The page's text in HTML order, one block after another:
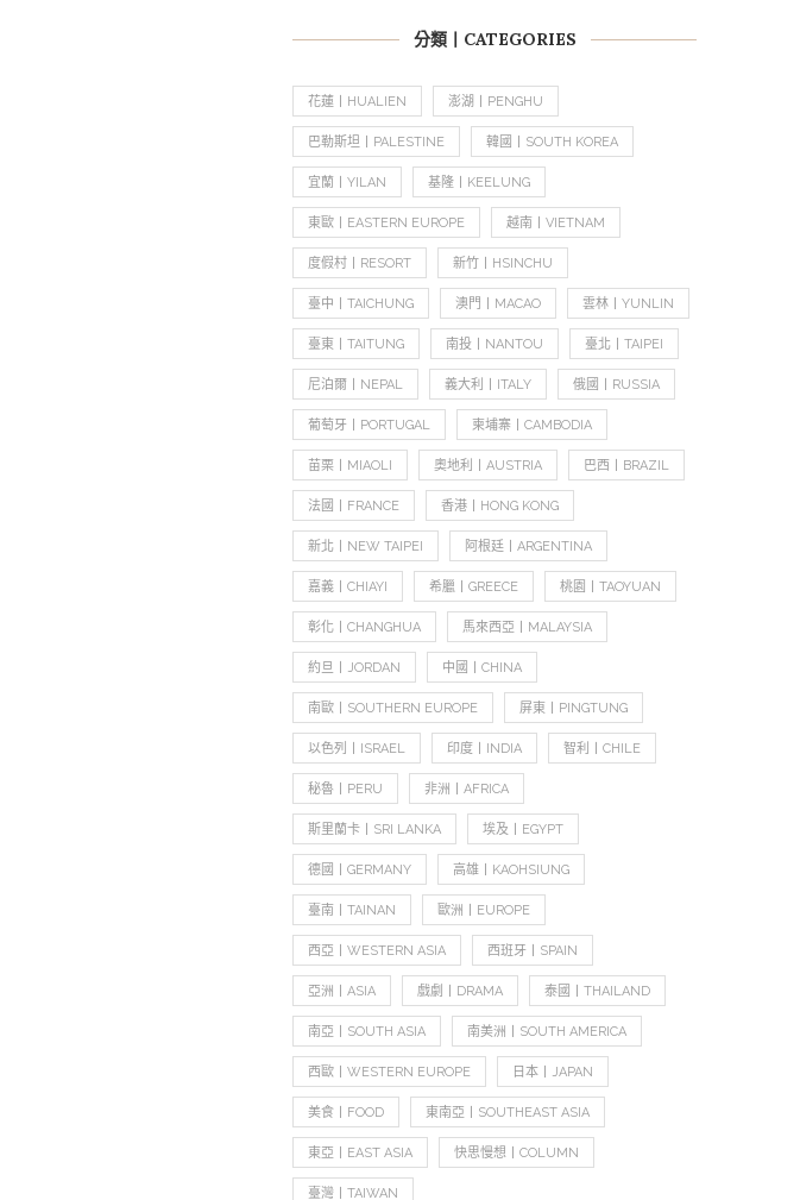
分類丨CATEGORIES
花蓮丨HUALIEN 澎湖丨PENGHU
巴勒斯坦丨PALESTINE 韓國丨SOUTH KOREA
宜蘭丨YILAN 基隆丨KEELUNG
東歐丨EASTERN EUROPE 越南丨VIETNAM
度假村丨RESORT 新竹丨HSINCHU
臺中丨TAICHUNG 澳門丨MACAO 雲林丨YUNLIN
臺東丨TAITUNG 南投丨NANTOU 臺北丨TAIPEI
尼泊爾丨NEPAL 義大利丨ITALY 俄國丨RUSSIA
葡萄牙丨PORTUGAL 柬埔寨丨CAMBODIA
苗栗丨MIAOLI 奧地利丨AUSTRIA 巴西丨BRAZIL
法國丨FRANCE 香港丨HONG KONG
新北丨NEW TAIPEI 阿根廷丨ARGENTINA
嘉義丨CHIAYI 希臘丨GREECE 桃園丨TAOYUAN
彰化丨CHANGHUA 馬來西亞丨MALAYSIA
約旦丨JORDAN 中國丨CHINA
南歐丨SOUTHERN EUROPE 屏東丨PINGTUNG
以色列丨ISRAEL 印度丨INDIA 智利丨CHILE
秘魯丨PERU 非洲丨AFRICA
斯里蘭卡丨SRI LANKA 埃及丨EGYPT
德國丨GERMANY 高雄丨KAOHSIUNG
臺南丨TAINAN 歐洲丨EUROPE
西亞丨WESTERN ASIA 西班牙丨SPAIN
亞洲丨ASIA 戲劇丨DRAMA 泰國丨THAILAND
南亞丨SOUTH ASIA 南美洲丨SOUTH AMERICA
西歐丨WESTERN EUROPE 日本丨JAPAN
美食丨FOOD 東南亞丨SOUTHEAST ASIA
東亞丨EAST ASIA 快思慢想丨COLUMN
臺灣丨TAIWAN